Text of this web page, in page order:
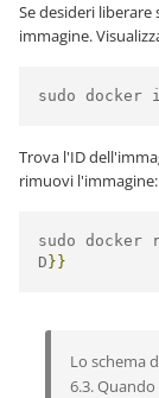
Se desideri
immagine.
sudo docker
Trova l'ID
rimuovi l'immagine:
sudo docker
D }}
Lo schema
6.3. Quando